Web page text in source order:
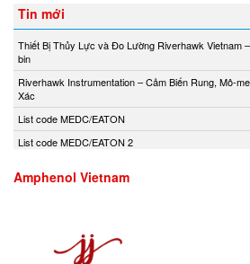
Ametek
Amot
Amphenol Vietnam
Andony/Nikkiso
Anritsu
Apex Dynamics
Apiste
Apiste
Tin mới
Thiết Bị Thủy Lực và Đo Lường Riverhawk Vietnam
bin
Riverhawk Instrumentation – Cảm Biến Rung, Mô-
Xác
List code MEDC/EATON
List code MEDC/EATON 2
Amphenol Vietnam